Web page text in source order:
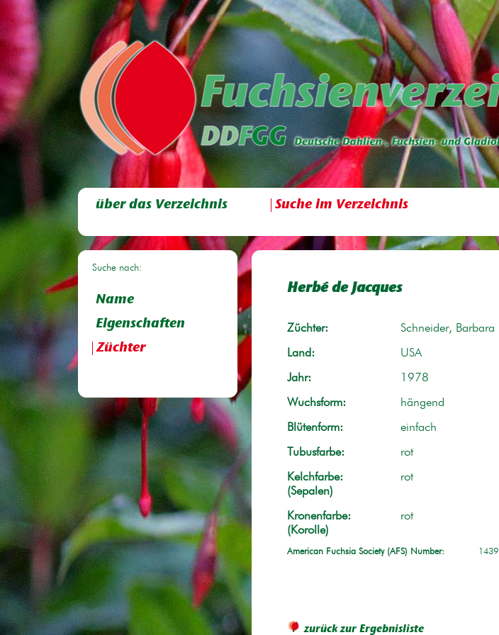
über das Verzeichnis Suche im Verzeichnis
Suche nach:
Name
Eigenschaften
Züchter
Herbé de Jacques
Züchter: Schneider, Barbara
Land: USA
Jahr: 1978
Wuchsform: hängend
Blütenform: einfach
Tubusfarbe: rot
Kelchfarbe:
(Sepalen)
rot
Kronenfarbe:
(Korolle)
rot
American Fuchsia Society (AFS) Number: 1439
zurück zur Ergebnisliste